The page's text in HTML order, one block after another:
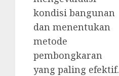
kondisi bangunan
dan menentukan
metode
pembongkaran
yang paling efektif.